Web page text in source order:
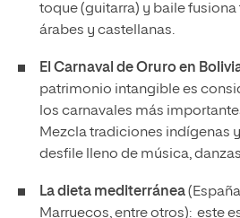
toque (guitarra) y baile
árabes y castellanas.
El Carnaval de Oruro en
patrimonio intangible es
los carnavales más
Mezcla tradiciones indígenas
desfile lleno de música,
La dieta mediterránea
Marruecos, entre otros): este